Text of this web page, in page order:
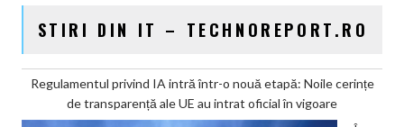
STIRI DIN IT – TECHNOREPORT.RO
Regulamentul privind IA intră într-o nouă etapă: Noile cerințe
de transparență ale UE au intrat oficial în vigoare